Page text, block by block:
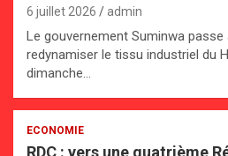
6 juillet 2026 admin
Le gouvernement Suminwa passe
redynamiser le tissu industriel du
dimanche…
ECONOMIE
RDC : vers une quatrième